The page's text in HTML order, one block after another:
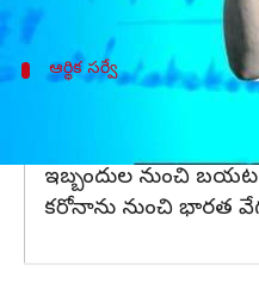
ఆర్థిక సర్వే
రూపాయి పతనమైనా
యూఎస్ ఫెడ్ వడ్డీ
ఇబ్బందుల నుంచి
కరోనాను నుంచి భారత